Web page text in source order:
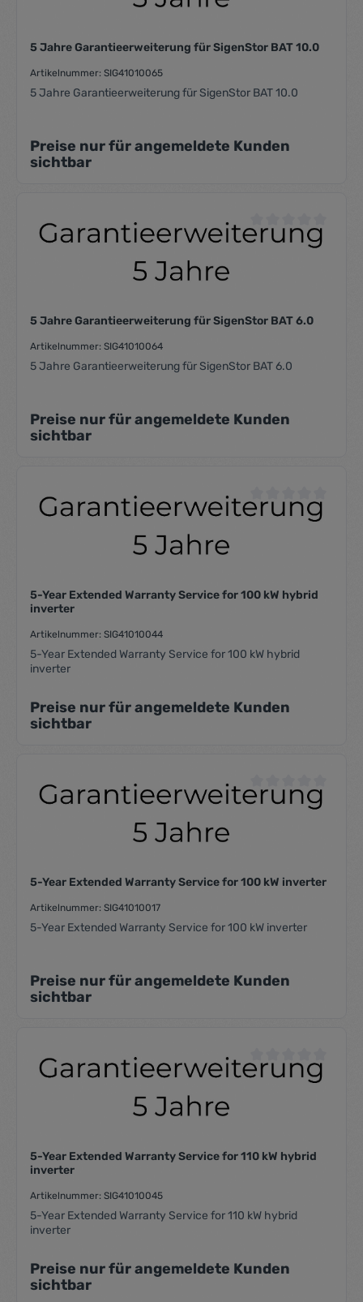
5 Jahre Garantieerweiterung für SigenStor BAT 10.0
Artikelnummer: SIG41010065
5 Jahre Garantieerweiterung für SigenStor BAT 10.0
Preise nur für angemeldete Kunden
sichtbar
Durchschnittliche
5 Jahre Garantieerweiterung für SigenStor BAT 6.0
Artikelnummer: SIG41010064
5 Jahre Garantieerweiterung für SigenStor BAT 6.0
Preise nur für angemeldete Kunden
sichtbar
Durchschnittliche
5-Year Extended Warranty Service for 100 kW hybrid
inverter
Artikelnummer: SIG41010044
5-Year Extended Warranty Service for 100 kW hybrid
inverter
Preise nur für angemeldete Kunden
sichtbar
Durchschnittliche
5-Year Extended Warranty Service for 100 kW inverter
Artikelnummer: SIG41010017
5-Year Extended Warranty Service for 100 kW inverter
Preise nur für angemeldete Kunden
sichtbar
Durchschnittliche
5-Year Extended Warranty Service for 110 kW hybrid
inverter
Artikelnummer: SIG41010045
5-Year Extended Warranty Service for 110 kW hybrid
inverter
Preise nur für angemeldete Kunden
sichtbar